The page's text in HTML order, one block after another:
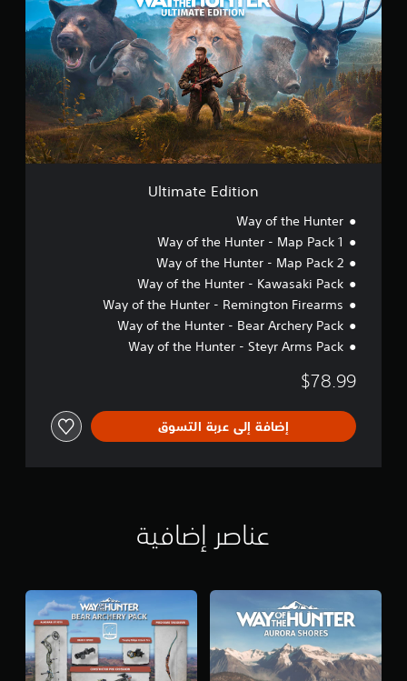
t
i
m
a
t
e
E
d
i
t
i
Ultimate Edition
Way of the Hunter
Way of the Hunter - Map Pack 1
Way of the Hunter - Map Pack 2
Way of the Hunter - Kawasaki Pack
Way of the Hunter - Remington Firearms
Way of the Hunter - Bear Archery Pack
Way of the Hunter - Steyr Arms Pack
$78.99
إضافة إلى عربة التسوق
عناصر إضافية